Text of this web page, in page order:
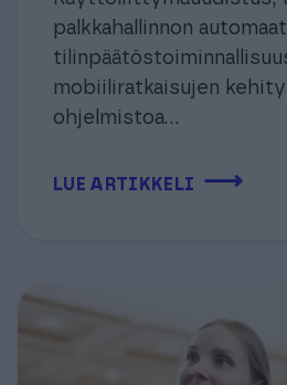
palkkahallinnon
mobiiliratkaisujen
ohjelmistoa...
LUE ARTIKKELI ⟶